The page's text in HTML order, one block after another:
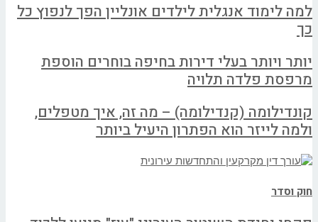
למה לימוד אנגלית לילדים אונליין הפך לנפוץ כל
כך
יותר ויותר בעלי דירות בחיפה בוחרים הוספת
מרפסת פלדה תלויה
קונדילומה (קנדילומה) – מה זה, איך מטפלים,
ולמה לייזר הוא הפתרון היעיל ביותר
חוק וסדר